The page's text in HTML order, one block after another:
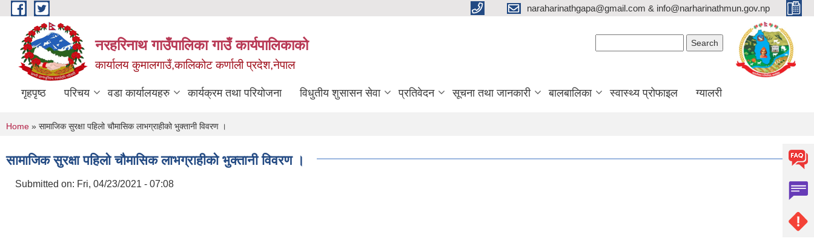
Skip to main content naraharinathgapa@gmail.com & info@narharinathmun.gov.np
नरहरिनाथ गाउँपालिका गाउँ कार्यपालिकाको
कार्यालय कुमालगाउँ,कालिकोट कर्णाली प्रदेश,नेपाल
गृहपृष्ठ परिचय वडा कार्यालयहरु कार्यक्रम तथा परियोजना विधुतीय शुसासन सेवा प्रतिवेदन सूचना तथा जानकारी बालबालिका स्वास्थ्य प्रोफाइल ग्यालरी
You are here
Home » सामाजिक सुरक्षा पहिलो चौमासिक लाभग्राहीको भुक्तानी विवरण ।
सामाजिक सुरक्षा पहिलो चौमासिक लाभग्राहीको भुक्तानी विवरण ।
Submitted on: Fri, 04/23/2021 - 07:08